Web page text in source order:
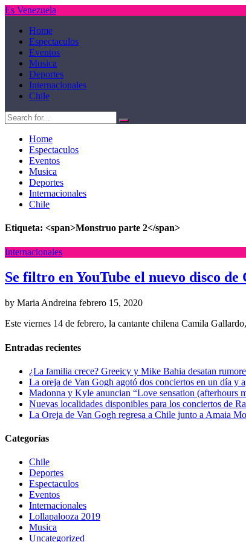
Es Venezuela
Home
Espectaculos
Eventos
Musica
Deportes
Internacionales
Chile
Home
Espectaculos
Eventos
Musica
Deportes
Internacionales
Chile
Etiqueta: <span>Monstruo parte 2</span>
Internacionales
Se filtro en YouTube el nuevo disco
by Maria Andreina febrero 15, 2020
Este viernes 14 de febrero, la cantante chilena Camila
Entradas recientes
¿La familia crece? Greeicy y Mike Bahia desatan
La oreja de Van Gogh agotó dos conciertos en un día y
Madonna y Kyle anuncian “Love sensation (afterhours
Nuevas localidades disponibles para los conciertos de
La Oreja de Van Gogh regresa a Chile junto a Amaia
Categorías
Chile
Deportes
Espectaculos
Eventos
Internacionales
Lollapalooza 2019
Musica
Uncategorized